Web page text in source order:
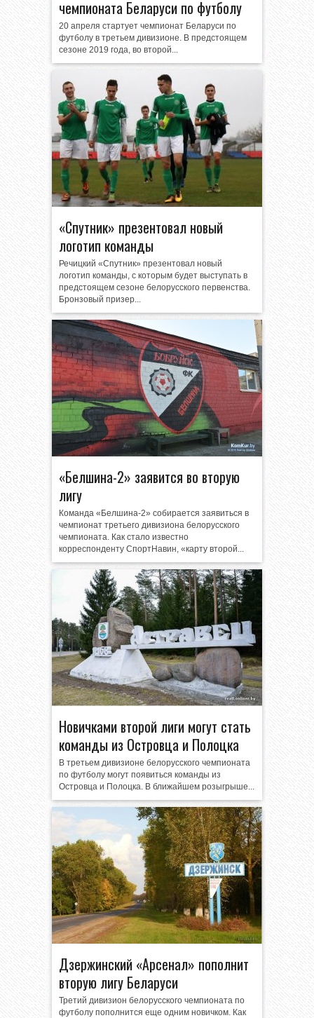
чемпионата Беларуси по футболу
20 апреля стартует чемпионат Беларуси по
футболу в третьем дивизионе. В предстоящем
сезоне 2019 года, во второй...
«Спутник» презентовал новый
логотип команды
Речицкий «Спутник» презентовал новый
логотип команды, с которым будет выступать в
предстоящем сезоне белорусского первенства.
Бронзовый призер...
«Белшина-2» заявится во вторую
лигу
Команда «Белшина-2» собирается заявиться в
чемпионат третьего дивизиона белорусского
чемпионата. Как стало известно
корреспонденту СпортНавин, «карту второй...
Новичками второй лиги могут стать
команды из Островца и Полоцка
В третьем дивизионе белорусского чемпионата
по футболу могут появиться команды из
Островца и Полоцка. В ближайшем розыгрыше...
Дзержинский «Арсенал» пополнит
вторую лигу Беларуси
Третий дивизион белорусского чемпионата по
футболу пополнится еще одним новичком. Как